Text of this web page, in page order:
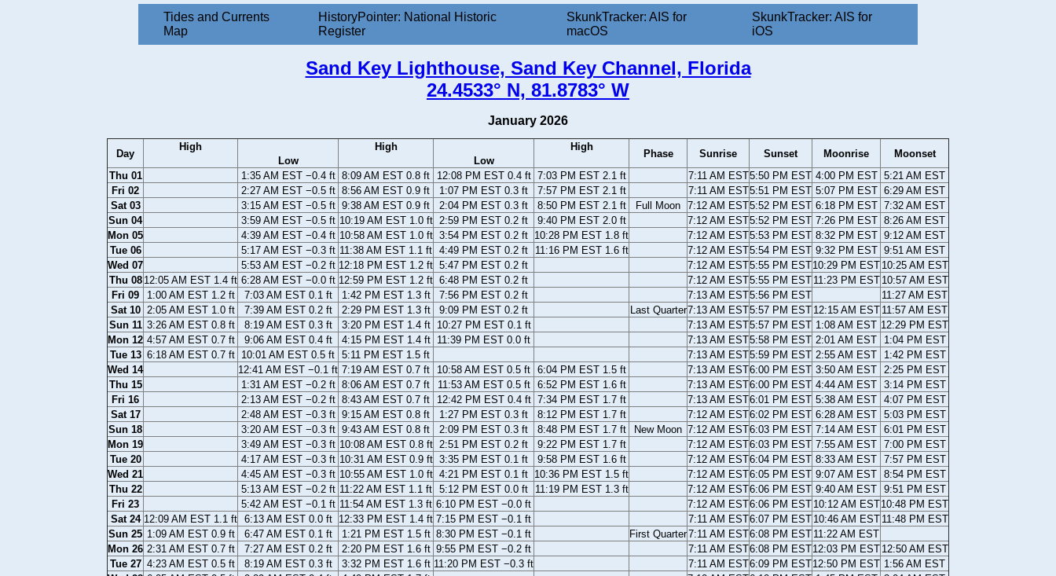
Tides and Currents
Map
HistoryPointer: National Historic
Register
SkunkTracker: AIS for
macOS
SkunkTracker: AIS for
iOS
Sand Key Lighthouse, Sand Key Channel, Florida
24.4533° N, 81.8783° W
January 2026
Day
High
Low
High
Low
High
Phase Sunrise Sunset Moonrise
Moonset
Thu 01
1:35 AM EST −0.4 ft 8:09 AM EST 0.8 ft 12:08 PM EST 0.4 ft 7:03 PM EST 2.1 ft 7:11 AM EST5:50 PM EST 4:00 PM EST 5:21 AM EST
Fri 02
2:27 AM EST −0.5 ft 8:56 AM EST 0.9 ft 1:07 PM EST 0.3 ft 7:57 PM EST 2.1 ft 7:11 AM EST5:51 PM EST 5:07 PM EST 6:29 AM EST
Sat 03
3:15 AM EST −0.5 ft 9:38 AM EST 0.9 ft 2:04 PM EST 0.3 ft 8:50 PM EST 2.1 ft Full Moon 7:12 AM EST5:52 PM EST 6:18 PM EST 7:32 AM EST
Sun 04
3:59 AM EST −0.5 ft 10:19 AM EST 1.0 ft 2:59 PM EST 0.2 ft 9:40 PM EST 2.0 ft 7:12 AM EST5:52 PM EST 7:26 PM EST 8:26 AM EST
Mon 05
4:39 AM EST −0.4 ft 10:58 AM EST 1.0 ft 3:54 PM EST 0.2 ft 10:28 PM EST 1.8 ft 7:12 AM EST5:53 PM EST 8:32 PM EST 9:12 AM EST
Tue 06
5:17 AM EST −0.3 ft 11:38 AM EST 1.1 ft 4:49 PM EST 0.2 ft 11:16 PM EST 1.6 ft 7:12 AM EST5:54 PM EST 9:32 PM EST 9:51 AM EST
Wed 07
5:53 AM EST −0.2 ft 12:18 PM EST 1.2 ft 5:47 PM EST 0.2 ft 7:12 AM EST5:55 PM EST10:29 PM EST 10:25 AM EST
Thu 08 12:05 AM EST 1.4 ft 6:28 AM EST −0.0 ft 12:59 PM EST 1.2 ft 6:48 PM EST 0.2 ft 7:12 AM EST5:55 PM EST 11:23 PM EST 10:57 AM EST
Fri 09
1:00 AM EST 1.2 ft 7:03 AM EST 0.1 ft 1:42 PM EST 1.3 ft 7:56 PM EST 0.2 ft 7:13 AM EST5:56 PM EST
11:27 AM EST
Sat 10 2:05 AM EST 1.0 ft 7:39 AM EST 0.2 ft 2:29 PM EST 1.3 ft 9:09 PM EST 0.2 ft Last Quarter7:13 AM EST5:57 PM EST 12:15 AM EST 11:57 AM EST
Sun 11 3:26 AM EST 0.8 ft 8:19 AM EST 0.3 ft 3:20 PM EST 1.4 ft 10:27 PM EST 0.1 ft 7:13 AM EST5:57 PM EST 1:08 AM EST 12:29 PM EST
Mon 12 4:57 AM EST 0.7 ft 9:06 AM EST 0.4 ft 4:15 PM EST 1.4 ft 11:39 PM EST 0.0 ft 7:13 AM EST5:58 PM EST 2:01 AM EST
1:04 PM EST
Tue 13 6:18 AM EST 0.7 ft 10:01 AM EST 0.5 ft 5:11 PM EST 1.5 ft 7:13 AM EST5:59 PM EST 2:55 AM EST
1:42 PM EST
Wed 14
12:41 AM EST −0.1 ft 7:19 AM EST 0.7 ft 10:58 AM EST 0.5 ft 6:04 PM EST 1.5 ft 7:13 AM EST6:00 PM EST 3:50 AM EST 2:25 PM EST
Thu 15
1:31 AM EST −0.2 ft 8:06 AM EST 0.7 ft 11:53 AM EST 0.5 ft 6:52 PM EST 1.6 ft 7:13 AM EST6:00 PM EST 4:44 AM EST 3:14 PM EST
Fri 16
2:13 AM EST −0.2 ft 8:43 AM EST 0.7 ft 12:42 PM EST 0.4 ft 7:34 PM EST 1.7 ft 7:13 AM EST6:01 PM EST 5:38 AM EST 4:07 PM EST
Sat 17
2:48 AM EST −0.3 ft 9:15 AM EST 0.8 ft 1:27 PM EST 0.3 ft 8:12 PM EST 1.7 ft 7:12 AM EST6:02 PM EST 6:28 AM EST 5:03 PM EST
Sun 18
3:20 AM EST −0.3 ft 9:43 AM EST 0.8 ft 2:09 PM EST 0.3 ft 8:48 PM EST 1.7 ft New Moon 7:12 AM EST6:03 PM EST 7:14 AM EST 6:01 PM EST
Mon 19
3:49 AM EST −0.3 ft 10:08 AM EST 0.8 ft 2:51 PM EST 0.2 ft 9:22 PM EST 1.7 ft 7:12 AM EST6:03 PM EST 7:55 AM EST 7:00 PM EST
Tue 20
4:17 AM EST −0.3 ft 10:31 AM EST 0.9 ft 3:35 PM EST 0.1 ft 9:58 PM EST 1.6 ft 7:12 AM EST6:04 PM EST 8:33 AM EST 7:57 PM EST
Wed 21
4:45 AM EST −0.3 ft 10:55 AM EST 1.0 ft 4:21 PM EST 0.1 ft 10:36 PM EST 1.5 ft 7:12 AM EST6:05 PM EST 9:07 AM EST 8:54 PM EST
Thu 22
5:13 AM EST −0.2 ft 11:22 AM EST 1.1 ft 5:12 PM EST 0.0 ft 11:19 PM EST 1.3 ft 7:12 AM EST6:06 PM EST 9:40 AM EST 9:51 PM EST
Fri 23
5:42 AM EST −0.1 ft 11:54 AM EST 1.3 ft 6:10 PM EST −0.0 ft 7:12 AM EST6:06 PM EST 10:12 AM EST10:48 PM EST
Sat 24 12:09 AM EST 1.1 ft 6:13 AM EST 0.0 ft 12:33 PM EST 1.4 ft 7:15 PM EST −0.1 ft 7:11 AM EST6:07 PM EST 10:46 AM EST 11:48 PM EST
Sun 25 1:09 AM EST 0.9 ft 6:47 AM EST 0.1 ft 1:21 PM EST 1.5 ft 8:30 PM EST −0.1 ft First Quarter7:11 AM EST6:08 PM EST 11:22 AM EST
Mon 26 2:31 AM EST 0.7 ft 7:27 AM EST 0.2 ft 2:20 PM EST 1.6 ft 9:55 PM EST −0.2 ft 7:11 AM EST6:08 PM EST12:03 PM EST 12:50 AM EST
Tue 27 4:23 AM EST 0.5 ft 8:19 AM EST 0.3 ft 3:32 PM EST 1.6 ft 11:20 PM EST −0.3 ft 7:11 AM EST6:09 PM EST12:50 PM EST 1:56 AM EST